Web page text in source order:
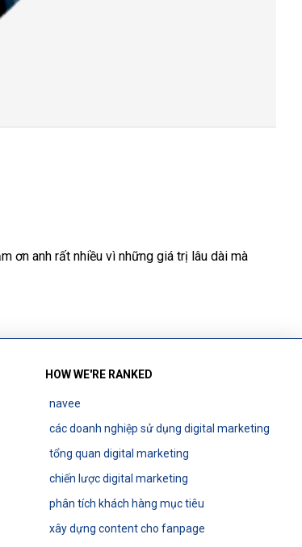
ơn anh rất nhiều vì những giá trị lâu dài mà
HOW WE'RE RANKED
navee
các doanh nghiệp sử dụng digital marketing
tổng quan digital marketing
chiến lược digital marketing
phân tích khách hàng mục tiêu
xây dựng content cho fanpage